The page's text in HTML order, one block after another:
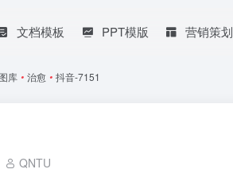
文档模板 PPT模版 营销策划
库 • 治愈 • 抖音-7151
QNTU